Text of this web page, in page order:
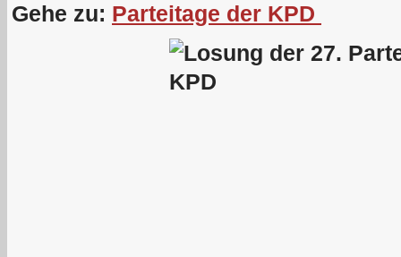
Gehe zu: Parteitage der KPD